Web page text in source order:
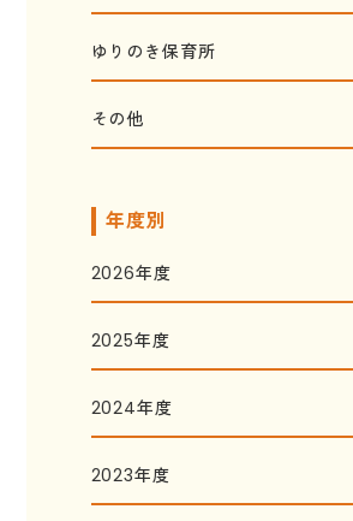
ゆりのき保育所
その他
年度別
2026年度
2025年度
2024年度
2023年度